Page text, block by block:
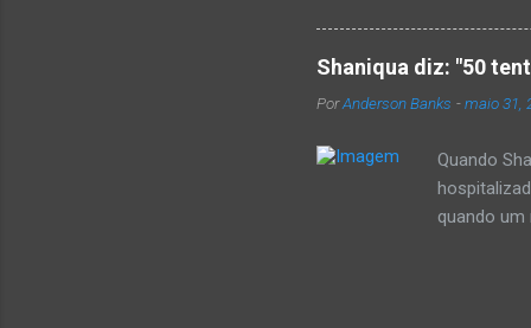
rica
Cultura
Shaniqua diz: "50
PorAnderson Banks -maio 31,
Quando
quando
50 cent